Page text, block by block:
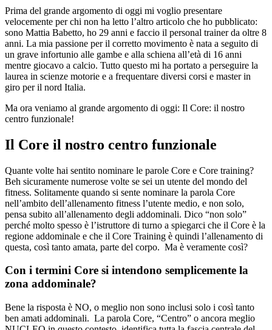
Prima del grande argomento di oggi mi voglio presentare
velocemente per chi non ha letto l’altro articolo che ho pubblicato:
sono Mattia Babetto, ho 29 anni e faccio il personal trainer da oltre 8
anni. La mia passione per il corretto movimento è nata a seguito di
un grave infortunio alle gambe e alla schiena all’età di 16 anni
mentre giocavo a calcio. Tutto questo mi ha portato a perseguire la
laurea in scienze motorie e a frequentare diversi corsi e master in
giro per il nord Italia.
Ma ora veniamo al grande argomento di oggi: Il Core: il nostro
centro funzionale!
Il Core il nostro centro funzionale
Quante volte hai sentito nominare le parole Core e Core training?
Beh sicuramente numerose volte se sei un utente del mondo del
fitness. Solitamente quando si sente nominare la parola Core
nell’ambito dell’allenamento fitness l’utente medio, e non solo,
pensa subito all’allenamento degli addominali. Dico “non solo”
perché molto spesso è l’istruttore di turno a spiegarci che il Core è la
regione addominale e che il Core Training è quindi l’allenamento di
questa, così tanto amata, parte del corpo. Ma è veramente così?
Con i termini Core si intendono semplicemente la
zona addominale?
Bene la risposta è NO, o meglio non sono inclusi solo i così tanto
ben amati addominali. La parola Core, “Centro” o ancora meglio